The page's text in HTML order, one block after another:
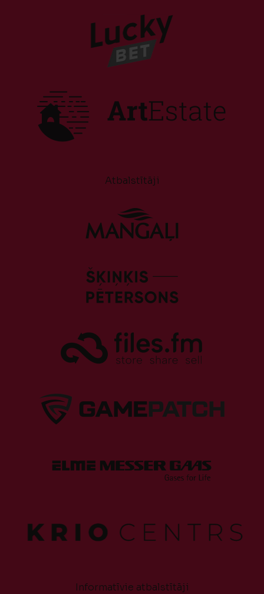
Atbalstītāji
Informatīvie atbalstītāji